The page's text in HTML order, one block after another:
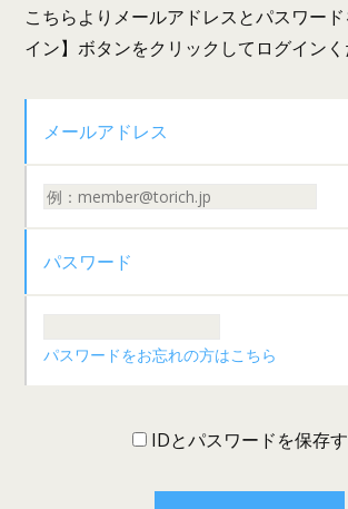
こちらよりメールアドレスとパスワー
イン】ボタンをクリックしてログインく
メールアドレス
パスワード
パスワードをお忘れの方はこちら
IDとパスワードを保存